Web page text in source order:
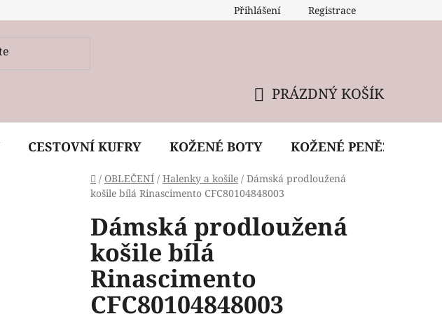
Reklamační podmínky
Přihlášení Registrace
KOŠÍK
PRÁZDNÝ KOŠÍK
CESTOVNÍ KUFRY KOŽENÉ BOTY KOŽENÉ PENĚŽENKY
Domů
/ OBLEČENÍ / Halenky a košile / Dámská prodloužená
košile bílá Rinascimento CFC80104848003
Dámská prodloužená
košile bílá
Rinascimento
CFC80104848003